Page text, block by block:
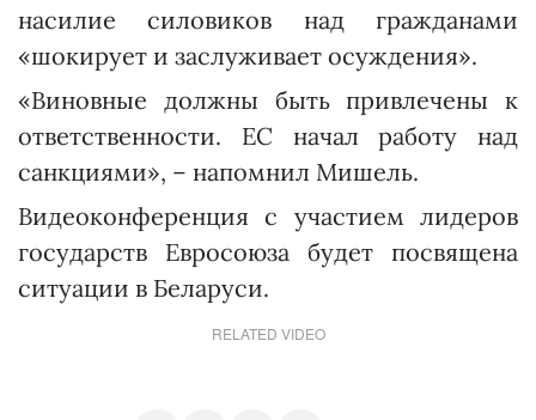
насилие силовиков над гражданами
«шокирует и заслуживает осуждения».
«Виновные должны быть привлечены к
ответственности. ЕС начал работу над
санкциями», – напомнил Мишель.
Видеоконференция с участием лидеров
государств Евросоюза будет посвящена
ситуации в Беларуси.
RELATED VIDEO